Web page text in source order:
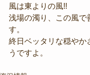
風は東よりの風!!
浅場の濁り、この風で
す。
終日ベッタリな穏やか
うですよ。